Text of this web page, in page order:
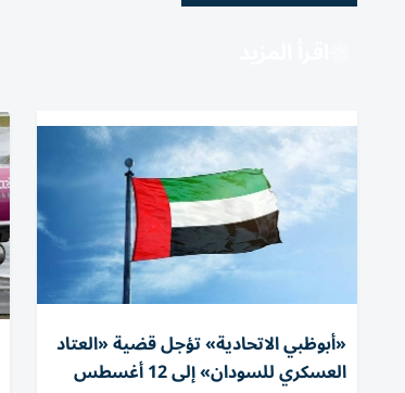
«أبوظبي الاتحادية» تؤجل قضية «العتاد
العسكري للسودان» إلى 12 أغسطس